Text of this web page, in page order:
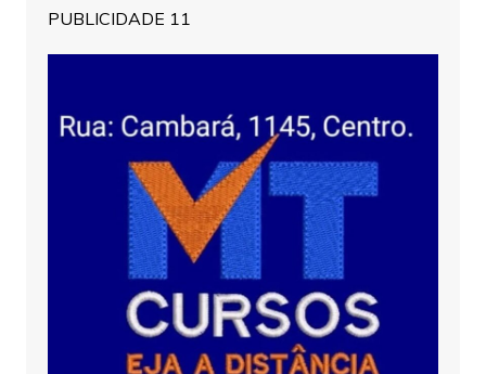
PUBLICIDADE 11